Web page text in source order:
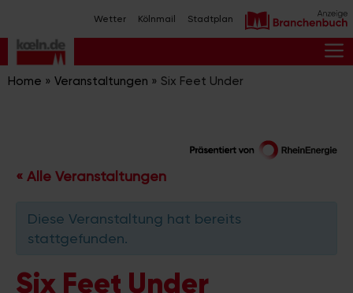
Inhalt
springen
Wetter Kölnmail Stadtplan
Home » Veranstaltungen » Six Feet Under
« Alle Veranstaltungen
Diese Veranstaltung hat bereits
stattgefunden.
Six Feet Under